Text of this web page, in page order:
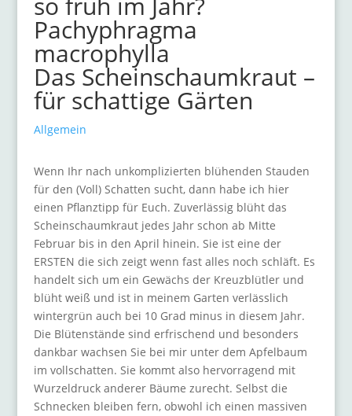
Pachyphragma
macrophylla
Das Scheinschaumkraut –
für schattige Gärten
Allgemein
Wenn Ihr nach unkomplizierten blühenden Stauden
für den (Voll) Schatten sucht, dann habe ich hier
einen Pflanztipp für Euch. Zuverlässig blüht das
Scheinschaumkraut jedes Jahr schon ab Mitte
Februar bis in den April hinein. Sie ist eine der
ERSTEN die sich zeigt wenn fast alles noch schläft. Es
handelt sich um ein Gewächs der Kreuzblütler und
blüht weiß und ist in meinem Garten verlässlich
wintergrün auch bei 10 Grad minus in diesem Jahr.
Die Blütenstände sind erfrischend und besonders
dankbar wachsen Sie bei mir unter dem Apfelbaum
im vollschatten. Sie kommt also hervorragend mit
Wurzeldruck anderer Bäume zurecht. Selbst die
Schnecken bleiben fern, obwohl ich einen massiven